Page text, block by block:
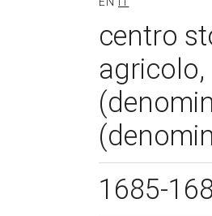
centro
agricolo,
1685-